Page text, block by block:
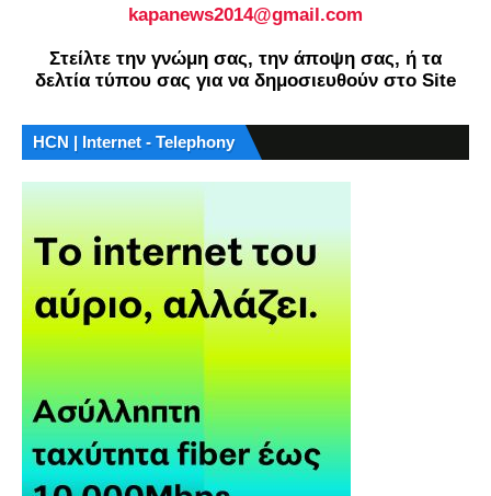
kapanews2014@gmail.com
Στείλτε την γνώμη σας, την άποψη σας, ή τα
δελτία τύπου σας για να δημοσιευθούν στο Site
HCN | Internet - Telephony